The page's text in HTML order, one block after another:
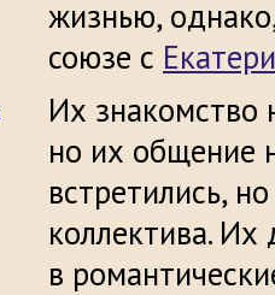
жизнью,
союзе с
Их знакомство
но их общение
встретились,
коллектива. Их
в